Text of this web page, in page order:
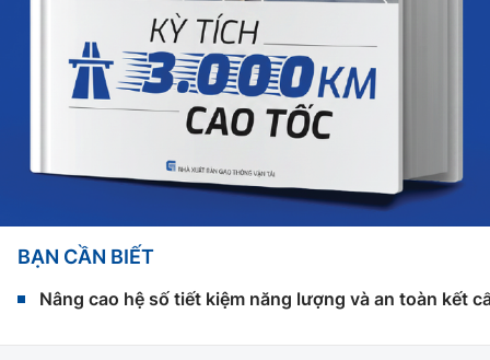
BẠN CẦN BIẾT
Nâng cao hệ số tiết kiệm năng lượng và an toàn kết